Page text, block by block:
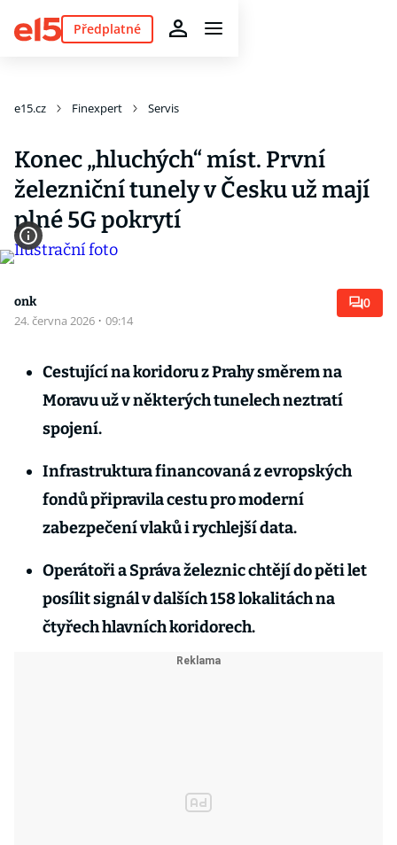
Předplatné
e15.cz Finexpert Servis
Konec „hluchých“ míst. První
železniční tunely v Česku už mají
plné 5G pokrytí
onk
24. června 2026 · 09:14
0
Cestující na koridoru z Prahy směrem na
Moravu už v některých tunelech neztratí
spojení.
Infrastruktura financovaná z evropských
fondů připravila cestu pro moderní
zabezpečení vlaků i rychlejší data.
Operátoři a Správa železnic chtějí do pěti let
posílit signál v dalších 158 lokalitách na
čtyřech hlavních koridorech.